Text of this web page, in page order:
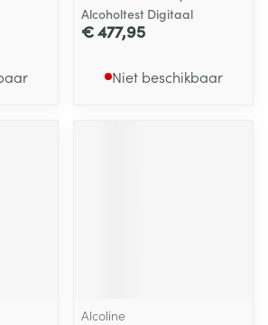
Alcoholtest Digitaal
€ 477,95
Niet beschikbaar
Alcoline